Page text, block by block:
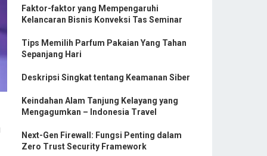
Faktor-faktor yang Mempengaruhi
Kelancaran Bisnis Konveksi Tas Seminar
Tips Memilih Parfum Pakaian Yang Tahan
Sepanjang Hari
Deskripsi Singkat tentang Keamanan Siber
Keindahan Alam Tanjung Kelayang yang
Mengagumkan – Indonesia Travel
Next-Gen Firewall: Fungsi Penting dalam
Zero Trust Security Framework